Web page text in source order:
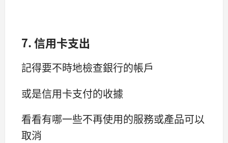
7. 信用卡支出
記得要不時地檢查銀行的帳戶
或是信用卡支付的收據
看看有哪一些不再使用的服務或產品可以
取消